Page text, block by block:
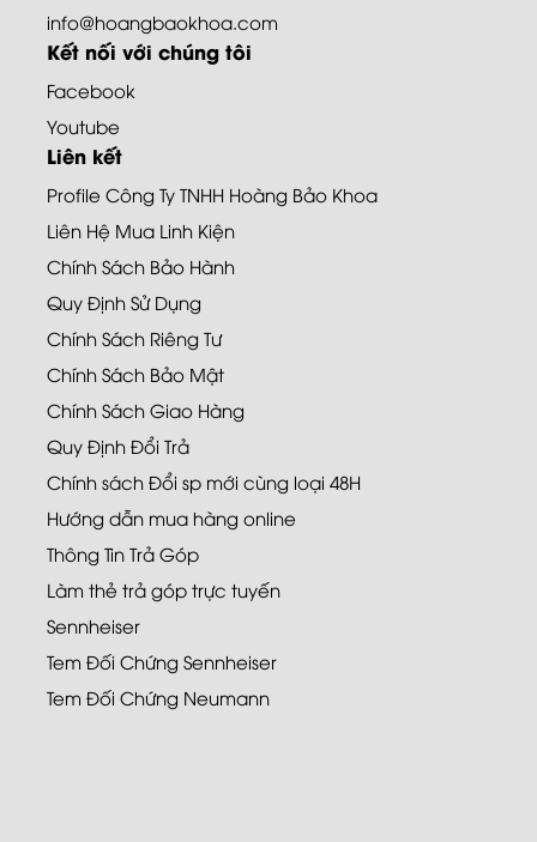
info@hoangbaokhoa.com
Kết nối với chúng tôi
Facebook
Youtube
Liên kết
Profile Công Ty TNHH Hoàng Bảo Khoa
Liên Hệ Mua Linh Kiện
Chính Sách Bảo Hành
Quy Định Sử Dụng
Chính Sách Riêng Tư
Chính Sách Bảo Mật
Chính Sách Giao Hàng
Quy Định Đổi Trả
Chính sách Đổi sp mới cùng loại 48H
Hướng dẫn mua hàng online
Thông Tin Trả Góp
Làm thẻ trả góp trực tuyến
Sennheiser
Tem Đối Chứng Sennheiser
Tem Đối Chứng Neumann